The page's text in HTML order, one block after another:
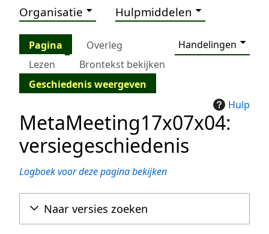
Organisatie Hulpmiddelen
Pagina Overleg
Handelingen
Lezen
Brontekst bekijken
Geschiedenis weergeven
Hulp
MetaMeeting17x07x04:
versiegeschiedenis
Logboek voor deze pagina bekijken
Naar versies zoeken